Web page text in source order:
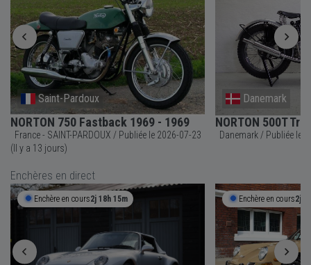
Saint-Pardoux
NORTON 750 Fastback 1969 - 1969
France - SAINT-PARDOUX / Publiée le 2026-07-23
(Il y a 13 jours)
Danemark
NORTON 500T
Enchères en direct
Enchère en cours2j 18h 15m Enchère en cours2j